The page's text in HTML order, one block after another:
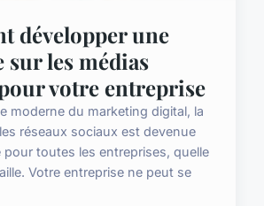
développer une
sur les médias
votre entreprise
moderne du marketing digital, la
réseaux sociaux est devenue
pour toutes les entreprises, quelle
Votre entreprise ne peut se